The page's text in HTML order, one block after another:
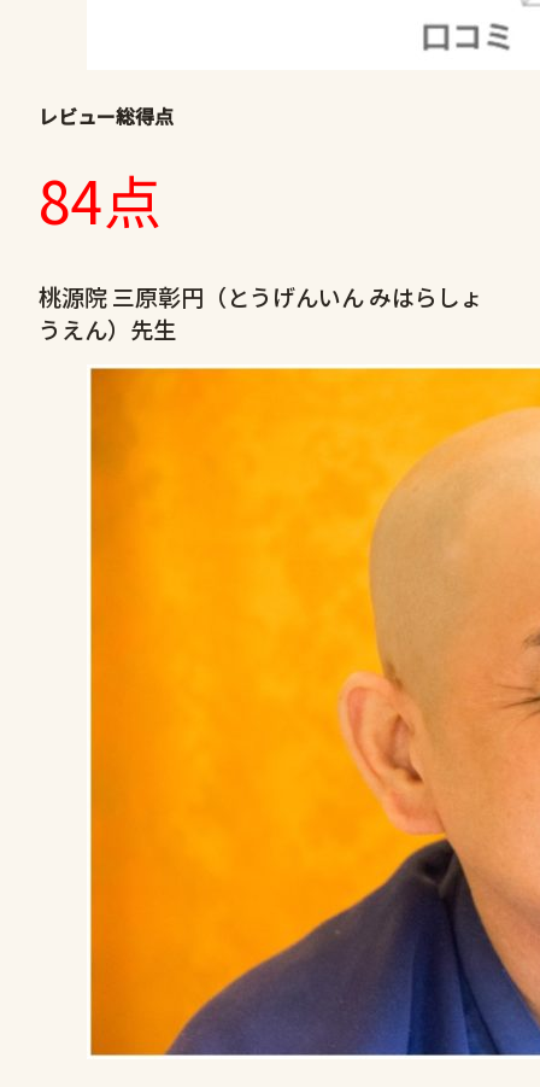
レビュー総得点
84点
桃源院 三原彰円（とうげんいん みはらしょ
うえん）先生